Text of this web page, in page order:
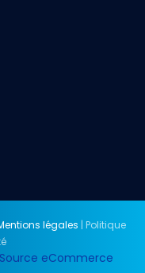
légales | Politique
eCommerce